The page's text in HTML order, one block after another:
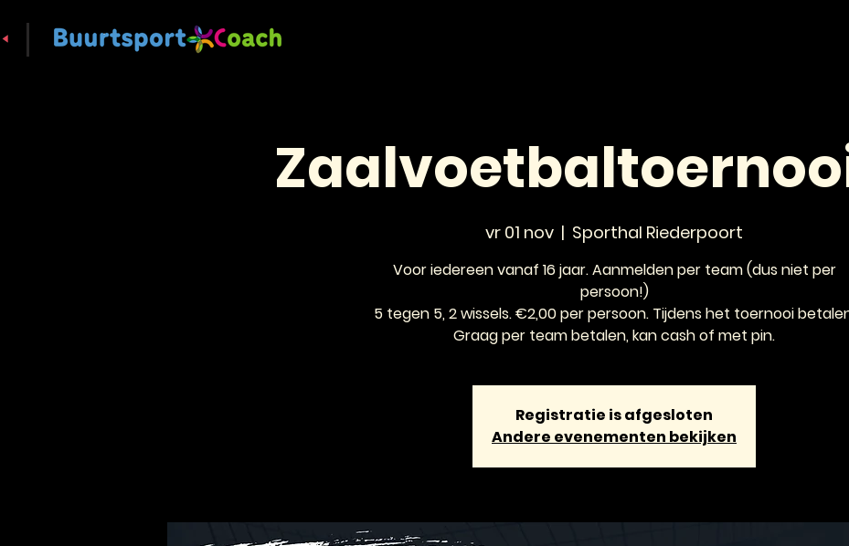
Zaalvoetbaltoernooi
vr 01 nov
  |
Sporthal Riederpoort
Voor iedereen vanaf 16 jaar. Aanmelden per team (dus niet per
persoon!)
5 tegen 5, 2 wissels. €2,00 per persoon. Tijdens het toernooi
Graag per team betalen, kan cash of met pin.
Registratie is afgesloten
Andere evenementen bekijken